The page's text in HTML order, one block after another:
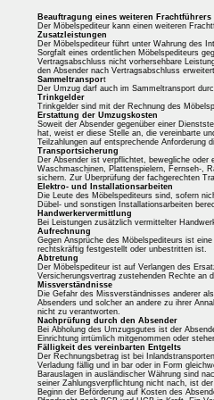
Beauftragung eines weiteren Frachtführers
Der Möbelspediteur kann einen weiteren
Zusatzleistungen
Der Möbelspediteur führt unter Wahrung des
Sorgfalt eines ordentlichen Möbelspediteurs
Vertragsabschluss nicht vorhersehbare
den Absender nach Vertragsabschluss
Sammeltransport
Der Umzug darf auch im Sammeltransport
Trinkgelder
Trinkgelder sind mit der Rechnung des
Erstattung der Umzugskosten
Soweit der Absender gegenüber einer
hat, weist er diese Stelle an, die vereinbarte
Teilzahlungen auf entsprechende Anforderung
Transportsicherung
Der Absender ist verpflichtet, bewegliche oder
Waschmaschinen, Plattenspielern, Fernseh-,
sichern. Zur Überprüfung der fachgerechten
Elektro- und Installationsarbeiten
Die Leute des Möbelspediteurs sind, sofern
Dübel- und sonstigen Installationsarbeiten
Handwerkervermittlung
Bei Leistungen zusätzlich vermittelter
Aufrechnung
Gegen Ansprüche des Möbelspediteurs ist
rechtskräftig festgestellt oder unbestritten ist.
Abtretung
Der Möbelspediteur ist auf Verlangen des
Versicherungsvertrag zustehenden Rechte an
Missverständnisse
Die Gefahr des Missverständnisses anderer
Absenders und solcher an andere zu ihrer
nicht zu verantworten.
Nachprüfung durch den Absender
Bei Abholung des Umzugsgutes ist der
Einrichtung irrtümlich mitgenommen oder
Fälligkeit des vereinbarten Entgelts
Der Rechnungsbetrag ist bei
Verladung fällig und in bar oder in Form
Barauslagen in ausländischer Währung sind
seiner Zahlungsverpflichtung nicht nach, ist
Beginn der Beförderung auf Kosten des